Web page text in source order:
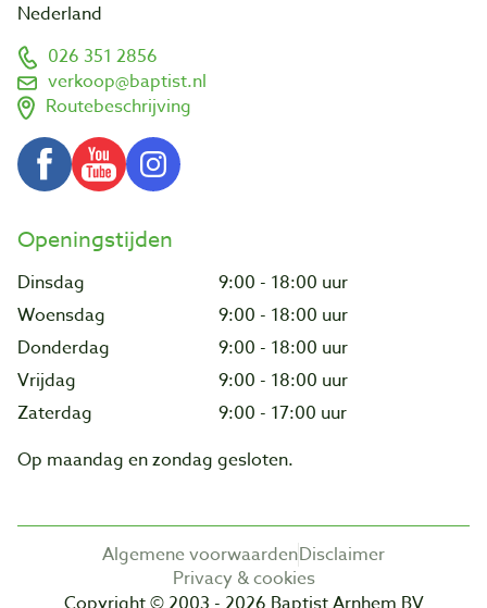
Nederland
026 351 2856
verkoop@baptist.nl
Routebeschrijving
Openingstijden
Dinsdag
9:00 - 18:00 uur
Woensdag
9:00 - 18:00 uur
Donderdag
9:00 - 18:00 uur
Vrijdag
9:00 - 18:00 uur
Zaterdag
9:00 - 17:00 uur
Op maandag en zondag gesloten.
Algemene voorwaardenDisclaimer
Privacy & cookies